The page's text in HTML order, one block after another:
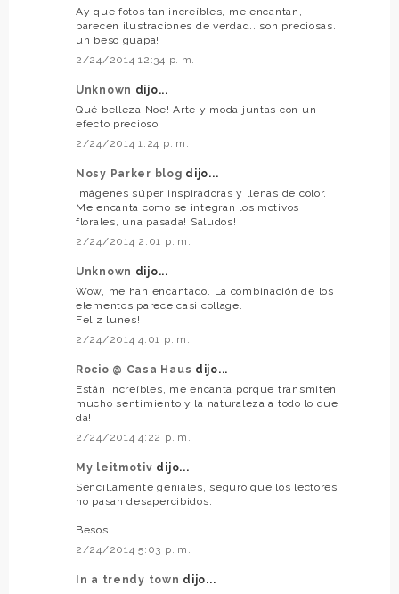
Ay que fotos tan increíbles, me encantan,
parecen ilustraciones de verdad.. son preciosas..
un beso guapa!
2/24/2014 12:34 p. m.
Unknown dijo...
Qué belleza Noe! Arte y moda juntas con un
efecto precioso
2/24/2014 1:24 p. m.
Nosy Parker blog dijo...
Imágenes súper inspiradoras y llenas de color.
Me encanta como se integran los motivos
florales, una pasada! Saludos!
2/24/2014 2:01 p. m.
Unknown dijo...
Wow, me han encantado. La combinación de los
elementos parece casi collage.
Feliz lunes!
2/24/2014 4:01 p. m.
Rocio @ Casa Haus dijo...
Están increíbles, me encanta porque transmiten
mucho sentimiento y la naturaleza a todo lo que
da!
2/24/2014 4:22 p. m.
My leitmotiv dijo...
Sencillamente geniales, seguro que los lectores
no pasan desapercibidos.
Besos.
2/24/2014 5:03 p. m.
In a trendy town dijo...